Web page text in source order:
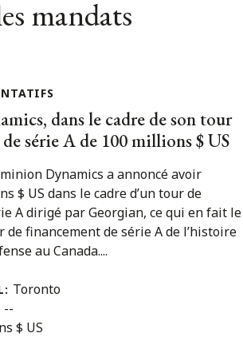
mandats
dans le cadre de son tour
série A de 100 millions $ US
Dynamics a annoncé avoir
$ US dans le cadre d’un tour de
A dirigé par Georgian, ce qui en fait le
financement de série A de l’histoire
au Canada....
Toronto
--
$ US